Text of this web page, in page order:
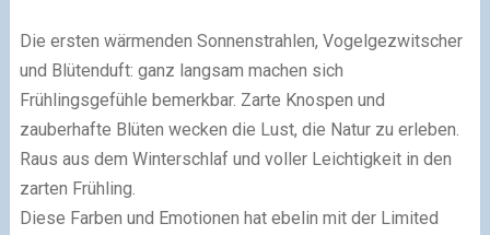
Die ersten wärmenden Sonnenstrahlen, Vogelgezwitscher
und Blütenduft: ganz langsam machen sich
Frühlingsgefühle bemerkbar. Zarte Knospen und
zauberhafte Blüten wecken die Lust, die Natur zu erleben.
Raus aus dem Winterschlaf und voller Leichtigkeit in den
zarten Frühling.
Diese Farben und Emotionen hat ebelin mit der Limited